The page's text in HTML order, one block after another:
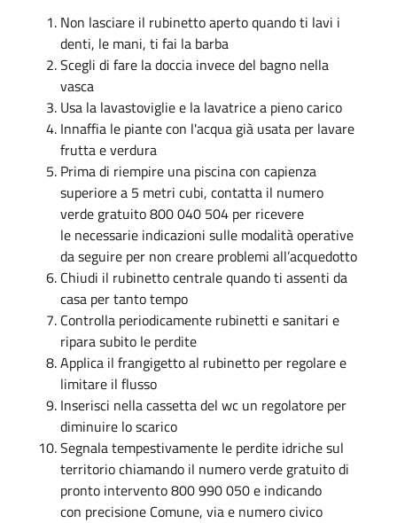
Non lasciare il rubinetto aperto quando ti lavi i
denti, le mani, ti fai la barba
Scegli di fare la doccia invece del bagno nella
vasca
Usa la lavastoviglie e la lavatrice a pieno carico
Innaffia le piante con l'acqua già usata per lavare
frutta e verdura
Prima di riempire una piscina con capienza
superiore a 5 metri cubi, contatta il numero
verde gratuito 800 040 504 per ricevere
le necessarie indicazioni sulle modalità operative
da seguire per non creare problemi all’acquedotto
Chiudi il rubinetto centrale quando ti assenti da
casa per tanto tempo
Controlla periodicamente rubinetti e sanitari e
ripara subito le perdite
Applica il frangigetto al rubinetto per regolare e
limitare il flusso
Inserisci nella cassetta del wc un regolatore per
diminuire lo scarico
Segnala tempestivamente le perdite idriche sul
territorio chiamando il numero verde gratuito di
pronto intervento 800 990 050 e indicando
con precisione Comune, via e numero civico